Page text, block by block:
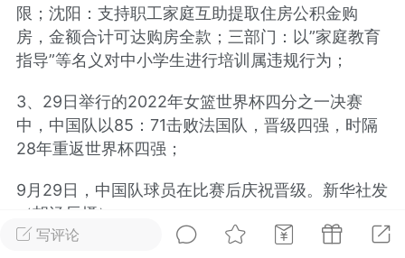
建术
DRYY面膜 微晶溶斑术
26 23:18
电脑端 美业资讯
闪充小白罐
本/双效闪充，养出紧致小白脸！一、项
充小白罐 = 闪充大白肌（仪器）× 草本
产品）×极光嫩肤啫喱（产品）这是一套
护...写评论
限；沈阳：支持职工家庭互助提取住房公积金购
房，金额合计可达购房全款；三部门：以”家庭教育
指导”等名义对中小学生进行培训属违规行为；
3、29日举行的2022年女篮世界杯四分之一决赛
中，中国队以85：71击败法国队，晋级四强，时隔
28年重返世界杯四强；
9月29日，中国队球员在比赛后庆祝晋级。新华社发
（胡泾辰摄）